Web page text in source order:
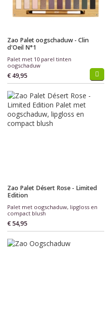
Zao Palet oogschaduw - Clin
d'Oeil N°1
Palet met 10 parel tinten
oogschaduw
€ 49,95
Zao Palet Désert Rose - Limited
Edition
Palet met oogschaduw, lipgloss en
compact blush
€ 54,95